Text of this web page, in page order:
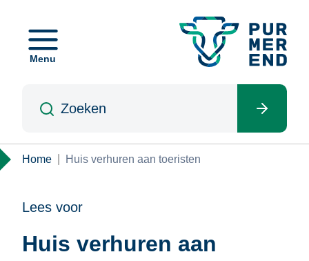
naarMenu
Kruimelpad
Home Huis verhuren aan toeristen
Lees voor
Huis verhuren aan